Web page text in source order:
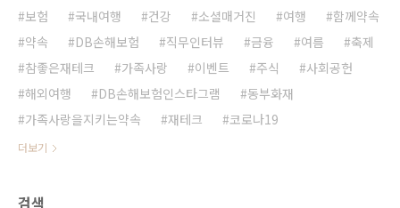
보험
국내여행 건강 소셜매거진 여행
함께약속
약속
DB손해보험 직무인터뷰 금융 여름
축제
참좋은재테크
가족사랑 이벤트 주식
사회공헌
해외여행
DB손해보험인스타그램
동부화재
가족사랑을지키는약속
재테크 코로나19
더보기
검색